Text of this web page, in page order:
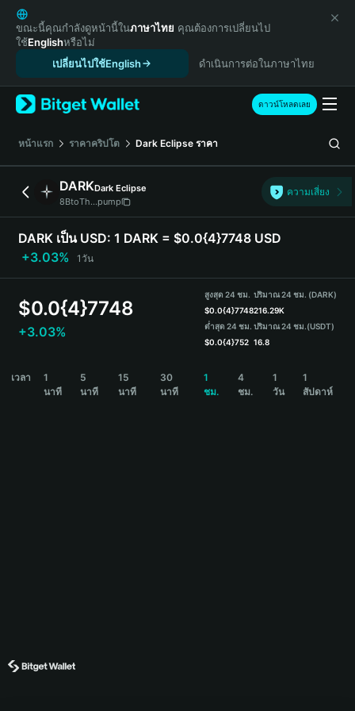
English
日本語
Tiếng Việt
Español (Latinoamérica)
Türkçe
Français
Deutsch
繁體中文
Português (Portugal)
Bahasa Indonesia
ภาษาไทย
हिन्दी
Español
Português (Brasil)
ขณะนี้คุณกำลังดูหน้านี้ในภาษาไทย คุณต้องการเปลี่ยนไป
ใช้Englishหรือไม่
เปลี่ยนไปใช้English
ดำเนินการต่อในภาษาไทย
ดาวน์โหลดเลย
หน้าแรก ราคาคริปโต Dark Eclipse ราคา
DARKDark Eclipse
8BtoTh...pump
ความเสี่ยง
DARK เป็น USD: 1 DARK = $0.0{4}7748 USD
+3.03%
1วัน
$0.0{4}7748
+3.03%
สูงสุด 24 ชม.
$0.0{4}7748
ต่ำสุด 24 ชม.
$0.0{4}752
ปริมาณ 24 ชม. (DARK)
216.29K
ปริมาณ 24 ชม.(USDT)
16.8
เวลา
1
นาที
5
นาที
15
นาที
30
นาที
1
ชม.
4
ชม.
1
วัน
1
สัปดาห์